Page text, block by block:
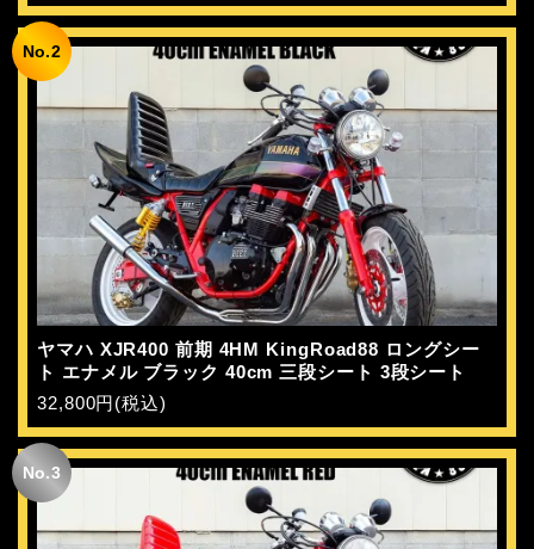
ヤマハ XJR400 前期 4HM KingRoad88 ロングシー
ト エナメル ブラック 40cm 三段シート 3段シート
32,800円(税込)
No.2
No.3